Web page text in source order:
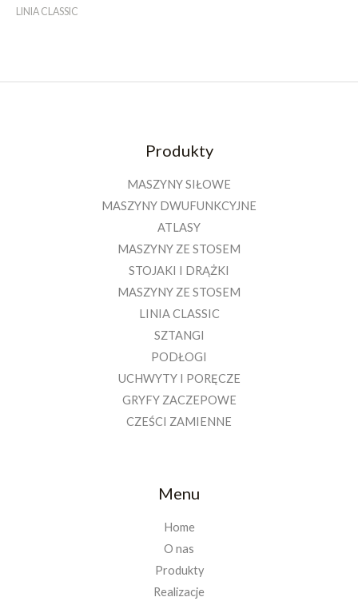
LINIA CLASSIC
Produkty
MASZYNY SIŁOWE
MASZYNY DWUFUNKCYJNE
ATLASY
MASZYNY ZE STOSEM
STOJAKI I DRĄŻKI
MASZYNY ZE STOSEM
LINIA CLASSIC
SZTANGI
PODŁOGI
UCHWYTY I PORĘCZE
GRYFY ZACZEPOWE
CZEŚCI ZAMIENNE
Menu
Home
O nas
Produkty
Realizacje